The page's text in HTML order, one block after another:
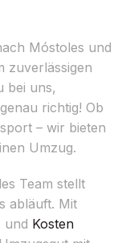
Móstoles und
zuverlässigen
bei uns,
richtig! Ob
– wir bieten
Umzug.
Team stellt
abläuft. Mit
und Kosten